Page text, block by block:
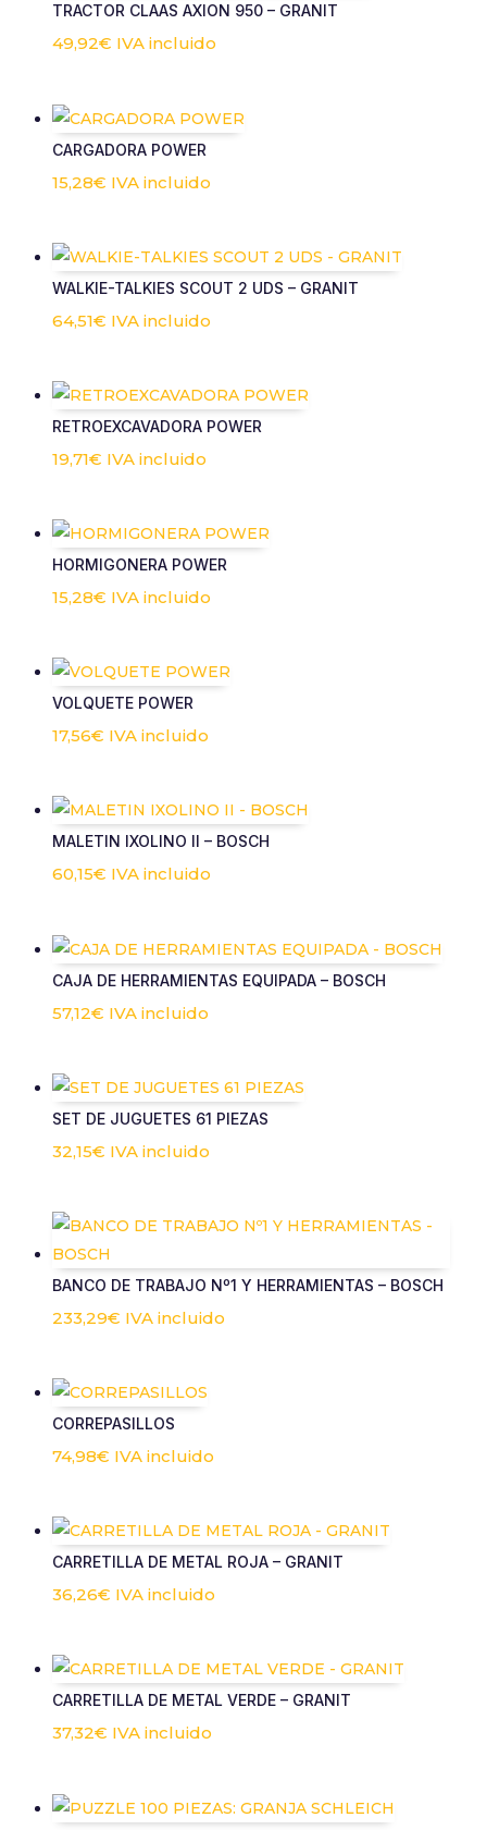
TRACTOR CLAAS AXION 950 – GRANIT
49,92€ IVA incluido
CARGADORA POWER
15,28€ IVA incluido
WALKIE-TALKIES SCOUT 2 UDS – GRANIT
64,51€ IVA incluido
RETROEXCAVADORA POWER
19,71€ IVA incluido
HORMIGONERA POWER
15,28€ IVA incluido
VOLQUETE POWER
17,56€ IVA incluido
MALETIN IXOLINO II – BOSCH
60,15€ IVA incluido
CAJA DE HERRAMIENTAS EQUIPADA – BOSCH
57,12€ IVA incluido
SET DE JUGUETES 61 PIEZAS
32,15€ IVA incluido
BANCO DE TRABAJO Nº1 Y HERRAMIENTAS – BOSCH
233,29€ IVA incluido
CORREPASILLOS
74,98€ IVA incluido
CARRETILLA DE METAL ROJA – GRANIT
36,26€ IVA incluido
CARRETILLA DE METAL VERDE – GRANIT
37,32€ IVA incluido